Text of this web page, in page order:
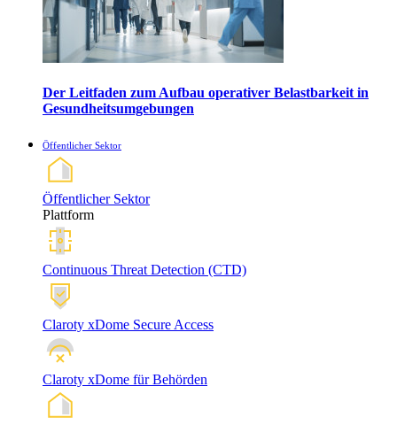
Der Leitfaden zum Aufbau operativer Belastbarkeit in
Gesundheitsumgebungen
Öffentlicher Sektor
Öffentlicher Sektor
Plattform
Continuous Threat Detection (CTD)
Claroty xDome Secure Access
Claroty xDome für Behörden